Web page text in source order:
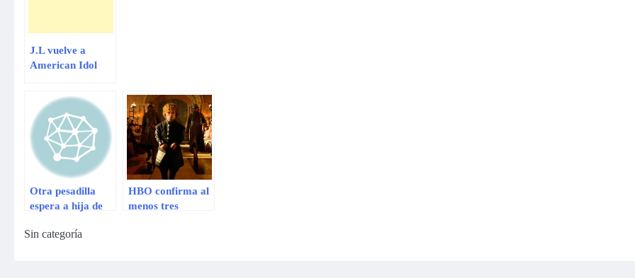
J.L vuelve a
American Idol
15 millones de
dólares
Otra pesadilla
espera a hija de
Paris
HBO confirma al
menos tres
Sin categoría